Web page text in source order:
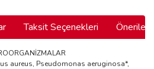
Taksit Seçenekleri
aureus, Pseudomonas aeruginosa*,